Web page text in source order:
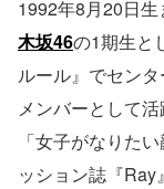
1992年8月20日生
木坂46の1期生と
ルール』でセン
メンバーとして活
「女子がなりた
ッション誌『